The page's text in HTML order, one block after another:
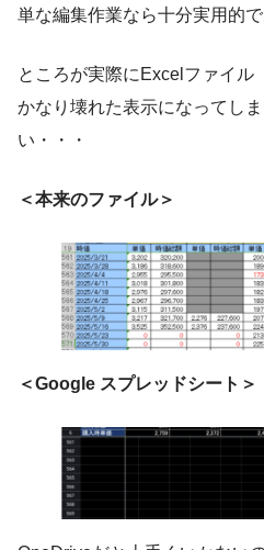
単な編集作業なら十分実用的
ところが実際にExcelファイル
かなり壊れた表示になってし
い・・・
＜本来のファイル＞
＜Google スプレッドシート＞